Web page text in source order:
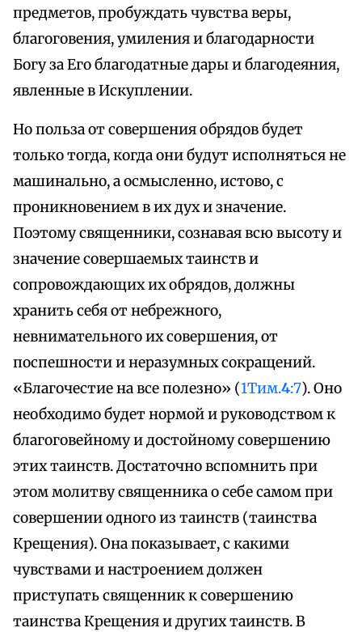
предметов, пробуждать чувства веры,
благоговения, умиления и благодарности
Богу за Его благодатные дары и благодеяния,
явленные в Искуплении.
Но польза от совершения обрядов будет
только тогда, когда они будут исполняться не
машинально, а осмысленно, истово, с
проникновением в их дух и значение.
Поэтому священники, сознавая всю высоту и
значение совершаемых таинств и
сопровождающих их обрядов, должны
хранить себя от небрежного,
невнимательного их совершения, от
поспешности и неразумных сокращений.
«Благочестие на все полезно» (1Тим.4:7). Оно
необходимо будет нормой и руководством к
благоговейному и достойному совершению
этих таинств. Достаточно вспомнить при
этом молитву священника о себе самом при
совершении одного из таинств (таинства
Крещения). Она показывает, с какими
чувствами и настроением должен
приступать священник к совершению
таинства Крещения и других таинств. В